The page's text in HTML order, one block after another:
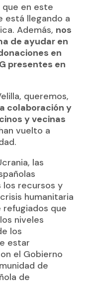
que en este
está llegando a
Además, nos
de ayudar en
en
presentes en
queremos,
colaboración y
y vecinas
vuelto a
las
recursos y
humanitaria
que
niveles
los
estar
el Gobierno
de
de